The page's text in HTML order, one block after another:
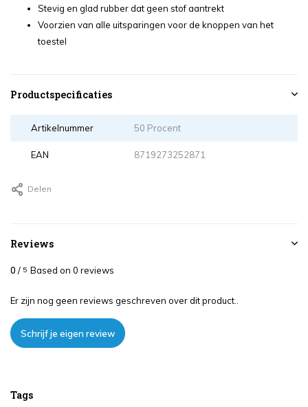
Stevig en glad rubber dat geen stof aantrekt
Voorzien van alle uitsparingen voor de knoppen van het
toestel
Productspecificaties
Artikelnummer 50 Procent
EAN 8719273252871
Delen
Reviews
0 / 5 Based on 0 reviews
Er zijn nog geen reviews geschreven over dit product..
Schrijf je eigen review
Tags